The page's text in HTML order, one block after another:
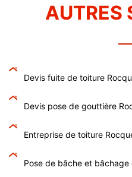
AUTRES
Devis fuite de toiture
Devis pose de gouttière
Entreprise de toiture
Pose de bâche et